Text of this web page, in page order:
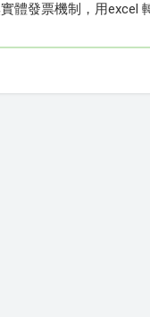
體發票機制，用excel